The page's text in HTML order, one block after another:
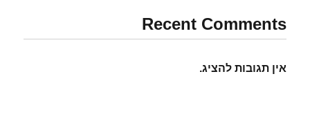
Recent Comments
אין תגובות להציג.